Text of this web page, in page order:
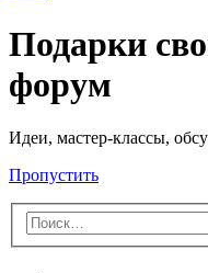
Подарки
форум
Идеи, мастер-классы,
Пропустить